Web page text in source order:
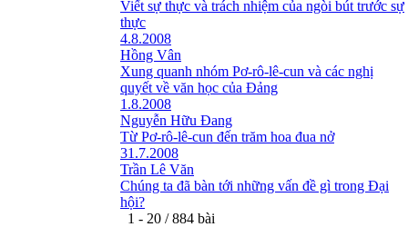
Viết sự thực và trách nhiệm của ngòi bút trước sự
thực
4.8.2008
Hồng Vân
Xung quanh nhóm Pơ-rô-lê-cun và các nghị
quyết về văn học của Đảng
1.8.2008
Nguyễn Hữu Đang
Từ Pơ-rô-lê-cun đến trăm hoa đua nở
31.7.2008
Trần Lê Văn
Chúng ta đã bàn tới những vấn đề gì trong Đại
hội?
1 - 20 / 884 bài